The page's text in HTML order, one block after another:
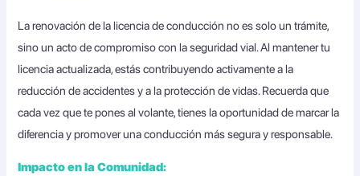
La renovación de la licencia de conducción no es solo un trámite,
sino un acto de compromiso con la seguridad vial. Al mantener tu
licencia actualizada, estás contribuyendo activamente a la
reducción de accidentes y a la protección de vidas. Recuerda que
cada vez que te pones al volante, tienes la oportunidad de marcar la
diferencia y promover una conducción más segura y responsable.
Impacto en la Comunidad: